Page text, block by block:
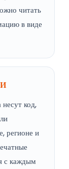
читать
в виде
код,
регионе и
с каждым